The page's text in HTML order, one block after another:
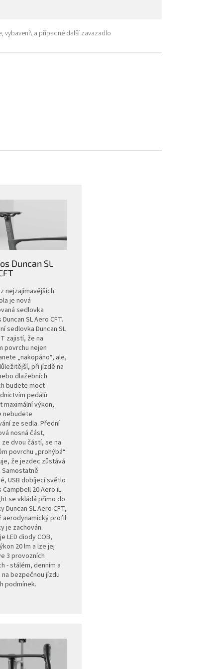
vybavení\ a případné další zavazadlo
Duncan SL
nejzajímavějších
je nová
sedlovka
SL Aero CFT.
sedlovka Duncan SL
zajistí, že na
povrchu nejen
„nakopáno“, ale,
při jízdě na
dlažebních
budete moct
pedálů
maximální výkon,
nebudete
ze sedla. Přední
nosná část,
dvou částí, se na
povrchu „prohýbá“
že jezdec zůstává
USB dobíjecí světlo
Campbell 20 Aero iL
se vkládá přímo do
Duncan SL Aero CFT,
aerodynamický profil
je zachován.
LED diody COB,
20 lm a lze jej
3 provozních
- stálém, denním a
na bezpečnou jízdu
podmínek.